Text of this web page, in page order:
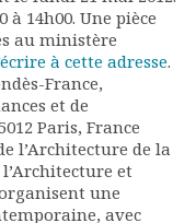
14h00. Une pièce
au ministère
à cette adresse.
France,
et de
Paris, France
l’Architecture de la
et
une
avec